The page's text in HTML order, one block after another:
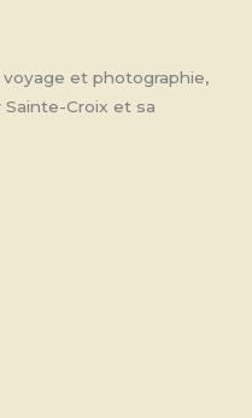
voyage et photographie,
Croix et sa